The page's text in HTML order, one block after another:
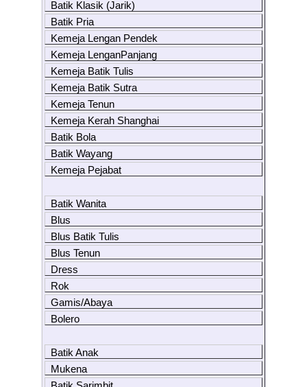
Batik Klasik (Jarik)
Batik Pria
Kemeja Lengan Pendek
Kemeja LenganPanjang
Kemeja Batik Tulis
Kemeja Batik Sutra
Kemeja Tenun
Kemeja Kerah Shanghai
Batik Bola
Batik Wayang
Kemeja Pejabat
Batik Wanita
Blus
Blus Batik Tulis
Blus Tenun
Dress
Rok
Gamis/Abaya
Bolero
Batik Anak
Mukena